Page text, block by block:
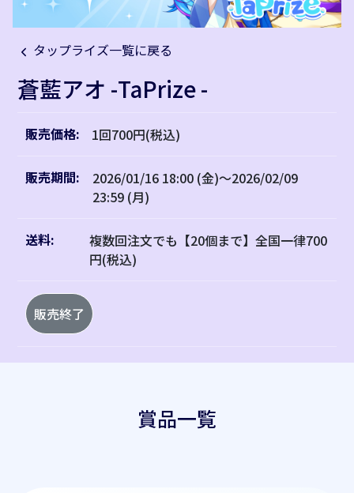
タップライズ一覧に戻る
蒼藍アオ -TaPrize -
販売価格: 1回700円(税込)
販売期間:
2026/01/16 18:00 (金)～2026/02/09
23:59 (月)
送料:
複数回注文でも【20個まで】全国一律700
円(税込)
販売終了
賞品一覧